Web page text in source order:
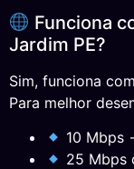
Funciona
Jardim PE?
Sim, funciona
Para melhor
10 Mbps
25 Mbps